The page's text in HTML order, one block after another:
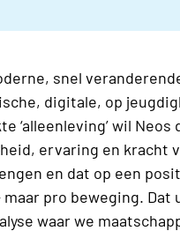
snel
digitale, op
‘alleenleving’ wil Neos
ervaring en kracht
en dat op een
maar pro beweging. Dat
waar we